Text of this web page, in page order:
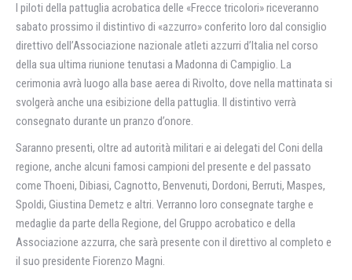
I piloti della pattuglia acrobatica delle «Frecce tricolori» riceveranno
sabato prossimo il distintivo di «azzurro» conferito loro dal consiglio
direttivo dell’Associazione nazionale atleti azzurri d’Italia nel corso
della sua ultima riunione tenutasi a Madonna di Campiglio. La
cerimonia avrà luogo alla base aerea di Rivolto, dove nella mattinata si
svolgerà anche una esibizione della pattuglia. Il distintivo verrà
consegnato durante un pranzo d’onore.
Saranno presenti, oltre ad autorità militari e ai delegati del Coni della
regione, anche alcuni famosi campioni del presente e del passato
come Thoeni, Dibiasi, Cagnotto, Benvenuti, Dordoni, Berruti, Maspes,
Spoldi, Giustina Demetz e altri. Verranno loro consegnate targhe e
medaglie da parte della Regione, del Gruppo acrobatico e della
Associazione azzurra, che sarà presente con il direttivo al completo e
il suo presidente Fiorenzo Magni.